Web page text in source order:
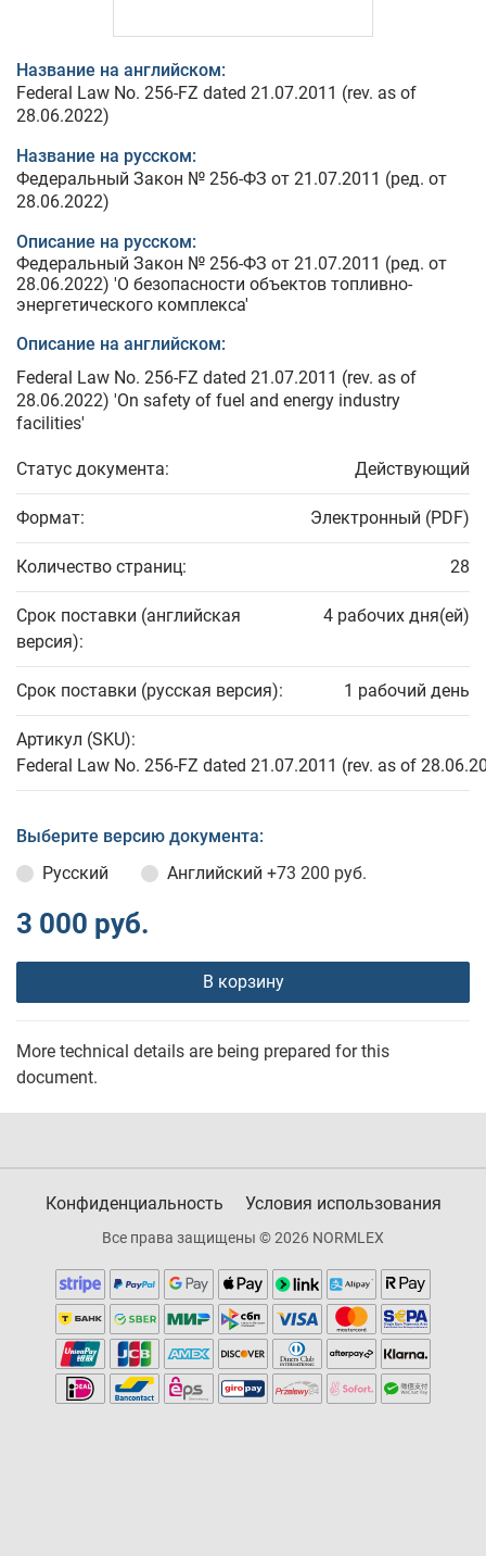
Название на английском:
Federal Law No. 256-FZ dated 21.07.2011 (rev. as of
28.06.2022)
Название на русском:
Федеральный Закон № 256-ФЗ от 21.07.2011 (ред. от
28.06.2022)
Описание на русском:
Федеральный Закон № 256-ФЗ от 21.07.2011 (ред. от
28.06.2022) 'О безопасности объектов топливно-
энергетического комплекса'
Описание на английском:
Federal Law No. 256-FZ dated 21.07.2011 (rev. as of
28.06.2022) 'On safety of fuel and energy industry
facilities'
Статус документа: Действующий
Формат: Электронный (PDF)
Количество страниц: 28
Срок поставки (английская
версия):
4 рабочих дня(ей)
Срок поставки (русская версия): 1 рабочий день
Артикул (SKU):
Federal Law No. 256-FZ dated 21.07.2011 (rev. as of
Выберите версию документа:
Русский
Английский +73 200 руб.
3 000 руб.
В корзину
More technical details are being prepared for this
document.
Конфиденциальность Условия использования
Все права защищены © 2026 NORMLEX